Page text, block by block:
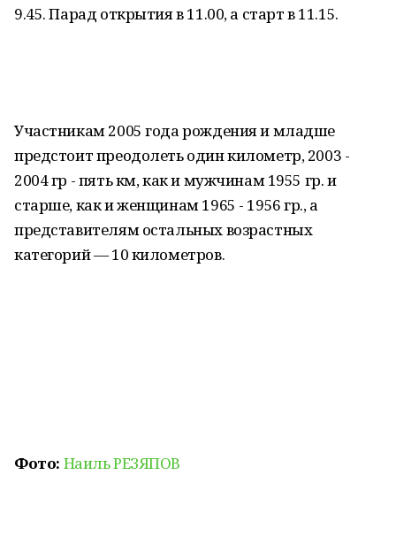
9.45. Парад открытия в 11.00, а старт в 11.15.
Участникам 2005 года рождения и младше
предстоит преодолеть один километр, 2003 -
2004 гр - пять км, как и мужчинам 1955 гр. и
старше, как и женщинам 1965 - 1956 гр., а
представителям остальных возрастных
категорий — 10 километров.
Фото: Наиль РЕЗЯПОВ